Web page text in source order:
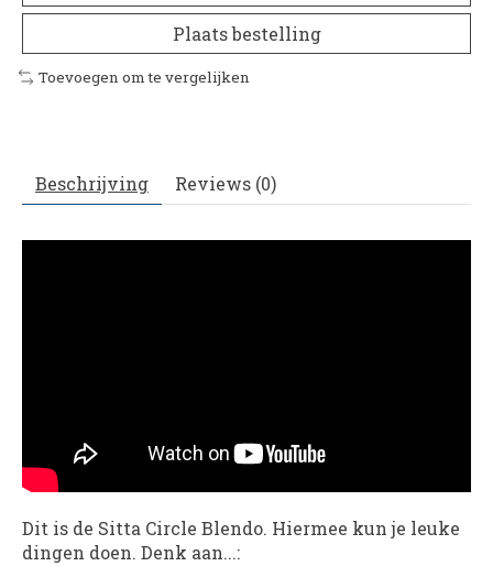
Plaats bestelling
Toevoegen om te vergelijken
Beschrijving Reviews (0)
Dit is de Sitta Circle Blendo. Hiermee kun je leuke
dingen doen. Denk aan...: